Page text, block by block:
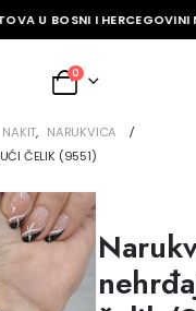
U BOSNI I
0
NAKIT, NARUKVICA
ČELIK (9551)